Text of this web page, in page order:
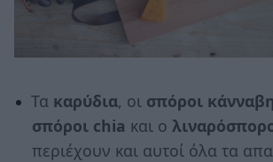
Τα καρύδια, οι σπόροι
σπόροι chia και ο
περιέχουν και αυτοί όλα τα